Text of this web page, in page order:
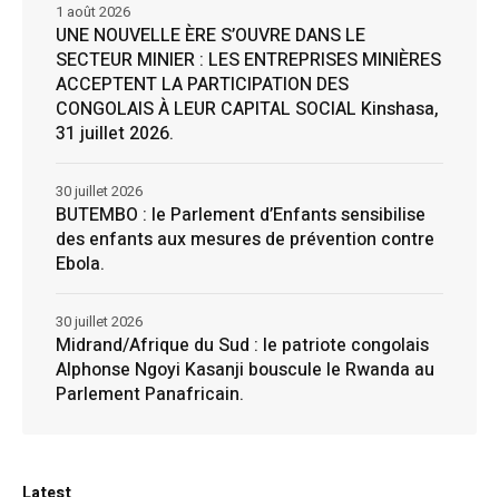
UNE NOUVELLE ÈRE S’OUVRE DANS LE
SECTEUR MINIER : LES ENTREPRISES MINIÈRES
ACCEPTENT LA PARTICIPATION DES
CONGOLAIS À LEUR CAPITAL SOCIAL Kinshasa,
31 juillet 2026.
1 août 2026
BUTEMBO : le Parlement d’Enfants sensibilise
des enfants aux mesures de prévention contre
Ebola.
30 juillet 2026
Midrand/Afrique du Sud : le patriote congolais
Alphonse Ngoyi Kasanji bouscule le Rwanda au
Parlement Panafricain.
30 juillet 2026